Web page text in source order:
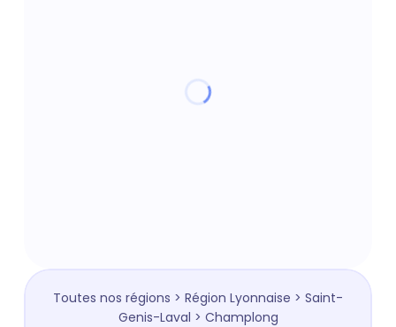
Toutes nos régions > Région Lyonnaise > Saint-
Genis-Laval > Champlong